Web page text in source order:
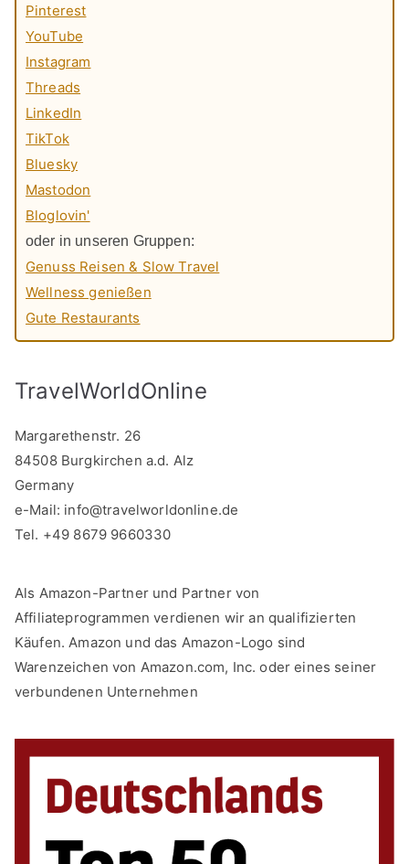
Pinterest
YouTube
Instagram
Threads
LinkedIn
TikTok
Bluesky
Mastodon
Bloglovin'
oder in unseren Gruppen:
Genuss Reisen & Slow Travel
Wellness genießen
Gute Restaurants
TravelWorldOnline
Margarethenstr. 26
84508 Burgkirchen a.d. Alz
Germany
e-Mail: info@travelworldonline.de
Tel. +49 8679 9660330
Als Amazon-Partner und Partner von
Affiliateprogrammen verdienen wir an qualifizierten
Käufen. Amazon und das Amazon-Logo sind
Warenzeichen von Amazon.com, Inc. oder eines seiner
verbundenen Unternehmen